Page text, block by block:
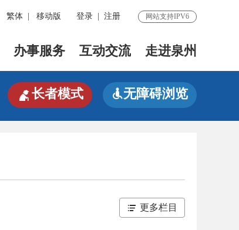
繁体 移动版 登录 注册 网站支持IPV6
办事服务 互动交流 走进泉州
长者模式 无障碍浏览
更多栏目